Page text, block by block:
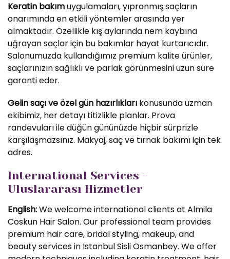
Keratin bakımuygulamaları, yıpranmış saçların
onarımında en etkili yöntemler arasında yer
almaktadır. Özellikle kış aylarında nem kaybına
uğrayan saçlar için bu bakımlar hayat kurtarıcıdır.
Salonumuzda kullandığımız premium kalite ürünler,
saçlarınızın sağlıklı ve parlak görünmesini uzun süre
garanti eder.
Gelin saçı ve özel gün hazırlıkları konusunda uzman
ekibimiz, her detayı titizlikle planlar. Prova
randevuları ile düğün gününüzde hiçbir sürprizle
karşılaşmazsınız. Makyaj, saç ve tırnak bakımı için tek
adres.
International Services -
Uluslararası Hizmetler
English:We welcome international clients at Almila
Coskun Hair Salon. Our professional team provides
premium hair care, bridal styling, makeup, and
beauty services in Istanbul Sisli Osmanbey. We offer